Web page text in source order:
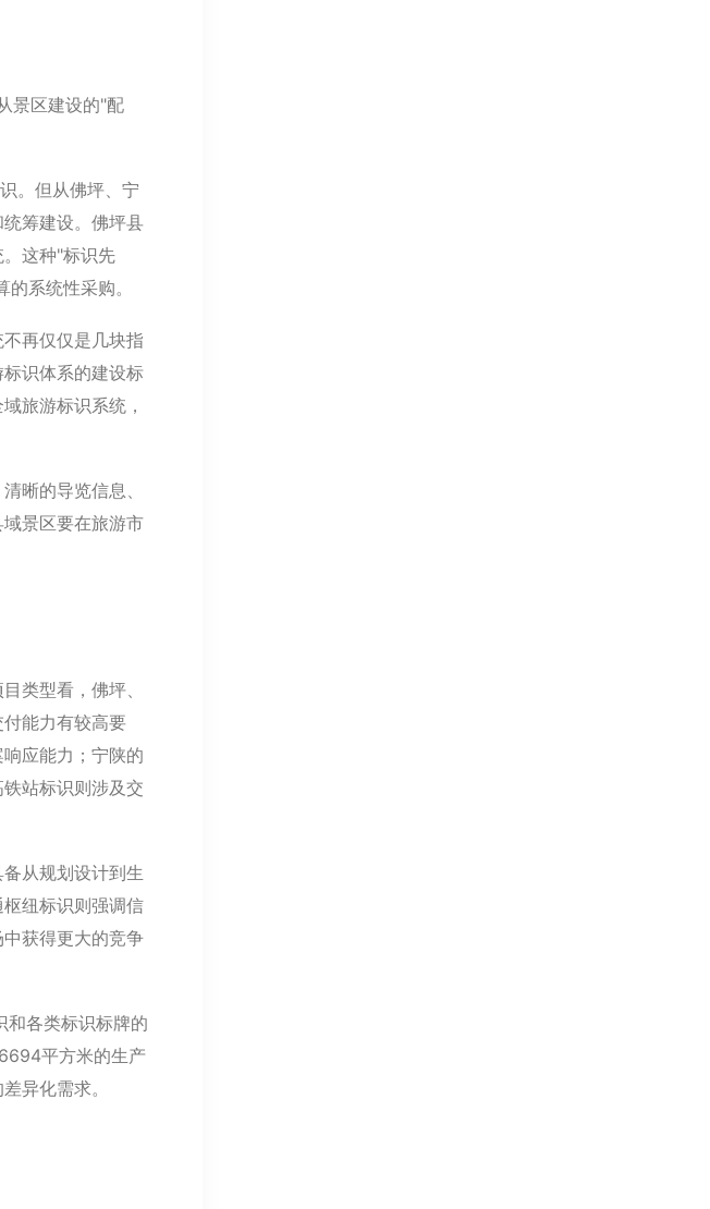
景区建设的"配
。但从佛坪、宁
筹建设。佛坪县
这种"标识先
系统性采购。
再仅仅是几块指
识体系的建设标
旅游标识系统，
晰的导览信息、
景区要在旅游市
类型看，佛坪、
能力有较高要
应能力；宁陕的
站标识则涉及交
从规划设计到生
纽标识则强调信
获得更大的竞争
和各类标识标牌的
平方米的生产
异化需求。